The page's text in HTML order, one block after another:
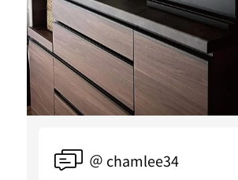
＠ chamlee34